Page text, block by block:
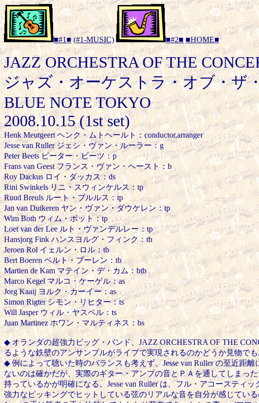
■#1■ (#1-MUSIC) ■#2■ ■HOME■
JAZZ ORCHESTRA OF THE
ジャズ・オーケストラ・オブ・ザ
BLUE NOTE TOKYO
2008.10.15 (1st set)
Henk Meutgeert ヘンク・ムトヘールト：conductor,arranger
Jesse van Ruller ジェシ・ヴァン・ルーラー：g
Peter Beets ピーター・ビーツ：p
Frans van Geest フランス・ヴァン・ヘースト：b
Roy Dackus ロイ・ダッカス：ds
Rini Swinkels リニ・スウィンケルス：tp
Ruud Breuls ルート・ブルルス：tp
Jan van Duikeren ヤン・ヴァン・ダウケレン：tp
Wim Both ウィム・ボット：tp
Loet van der Lee ルト・ヴァンデルレー：tp
Hansjorg Fink ハンスヨルグ・フィンク：tb
Jeroen Rol イェルン・ロル：tb
Bert Boeren ベルト・ブーレン：tb
Martien de Kam マテイン・デ・カム：btb
Marco Kegel マルコ・ケーゲル：as
Jorg Kaaij ヨルク・カーイー：as
Simon Rigter シモン・リヒター：ts
Will Jasper ウィル・ヤスペル：ts
Juan Martinez ホワン・マルティネス：bs
◆ オランダの超強力ビッグ・バンド、JAZZ ORCHESTRA OF THE
るような鉄壁のアンサンブルがライブで実現されるのかどうか見物で
◆ 例によって聴いた時のバランスも考えず、Jesse van Ruller の至近距
ないのは確かだが、実際のギター・アンプの音とＰＡを通してしまっ
持っているかが明確になる。Jesse van Ruller は、フル・アコーステ
強力なピッキングでヒットしている弦のリアルな音を自分が感じてい